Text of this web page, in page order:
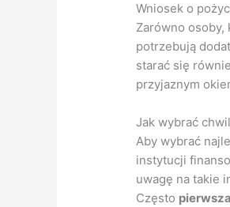
Wniosek o
Zarówno
potrzebują
starać się
przyjaznym
Jak wybrać
Aby wybrać
instytucji
uwagę na takie
Często